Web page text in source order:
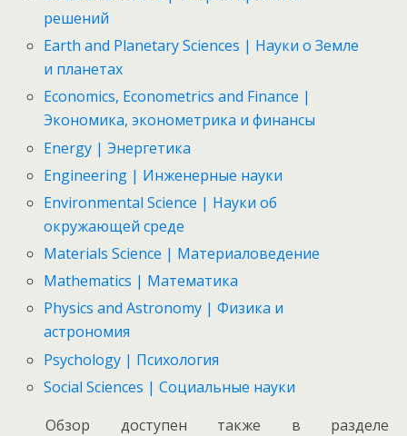
решений
Earth and Planetary Sciences | Науки о Земле
и планетах
Economics, Econometrics and Finance |
Экономика, эконометрика и финансы
Energy | Энергетика
Engineering | Инженерные науки
Environmental Science | Науки об
окружающей среде
Materials Science | Материаловедение
Mathematics | Математика
Physics and Astronomy | Физика и
астрономия
Psychology | Психология
Social Sciences | Социальные науки
Обзор доступен также в разделе